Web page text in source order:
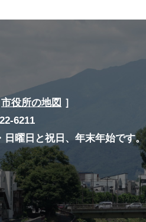
市役所の地図 ］
6211
曜日と祝日、年末年始です。